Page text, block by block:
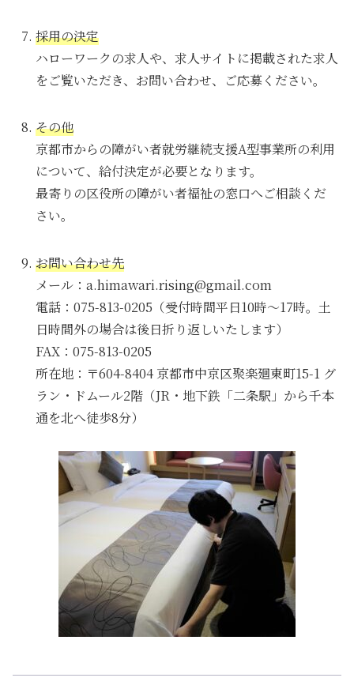
採用の決定
ハローワークの求人や、求人サイトに掲載された求人
をご覧いただき、お問い合わせ、ご応募ください。
その他
京都市からの障がい者就労継続支援A型事業所の利用
について、給付決定が必要となります。
最寄りの区役所の障がい者福祉の窓口へご相談くだ
さい。
お問い合わせ先
メール：a.himawari.rising@gmail.com
電話：075-813-0205（受付時間平日10時～17時。土
日時間外の場合は後日折り返しいたします）
FAX：075-813-0205
所在地：〒604-8404 京都市中京区聚楽廻東町15-1 グ
ラン・ドムール2階（JR・地下鉄「二条駅」から千本
通を北へ徒歩8分）